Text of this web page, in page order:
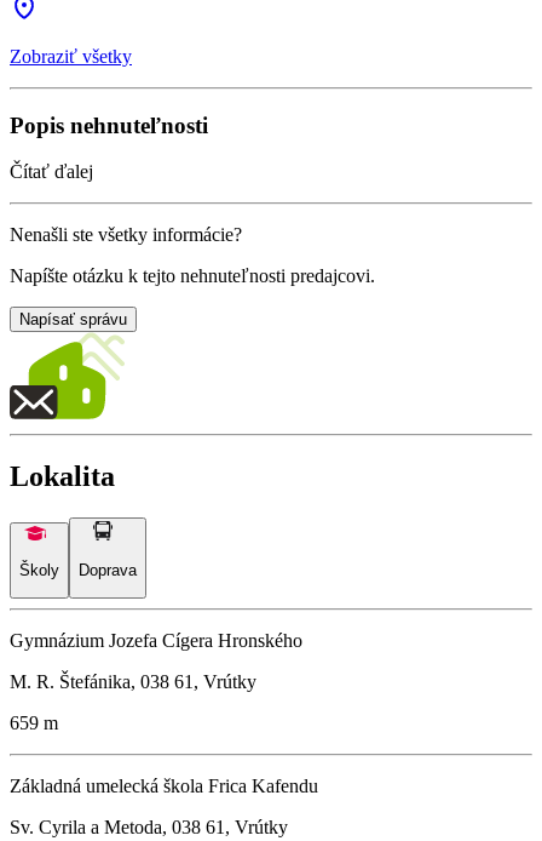
Zobraziť všetky
Popis nehnuteľnosti
Čítať ďalej
Nenašli ste všetky informácie?
Napíšte otázku k tejto nehnuteľnosti predajcovi.
Napísať správu
Lokalita
Školy Doprava
Gymnázium Jozefa Cígera Hronského
M. R. Štefánika, 038 61, Vrútky
659 m
Základná umelecká škola Frica Kafendu
Sv. Cyrila a Metoda, 038 61, Vrútky